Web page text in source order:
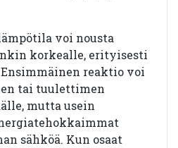
voi nousta
korkealle, erityisesti
reaktio voi
tai tuulettimen
mutta usein
sähköä. Kun osaat